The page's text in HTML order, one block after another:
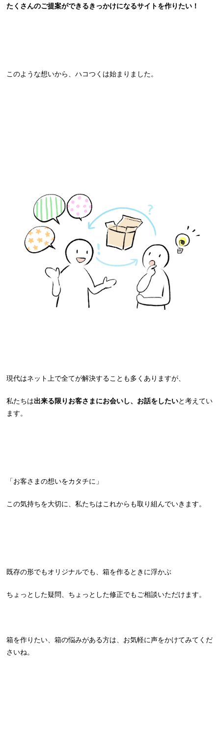
たくさんのご提案ができるきっかけになるサイトを作りたい！
このような想いから、ハコつくは始まりました。
現代はネット上で全てが解決することも多くありますが、
私たちは出来る限りお客さまにお会いし、お話をしたいと考えてい
ます。
「お客さまの想いをカタチに」
この気持ちを大切に、私たちはこれからも取り組んでいきます。
既存の形でもオリジナルでも、箱を作るときに浮かぶ
ちょっとした疑問、ちょっとした修正でもご相談いただけます。
箱を作りたい、箱の悩みがある方は、お気軽に声をかけてみてくだ
さいね。